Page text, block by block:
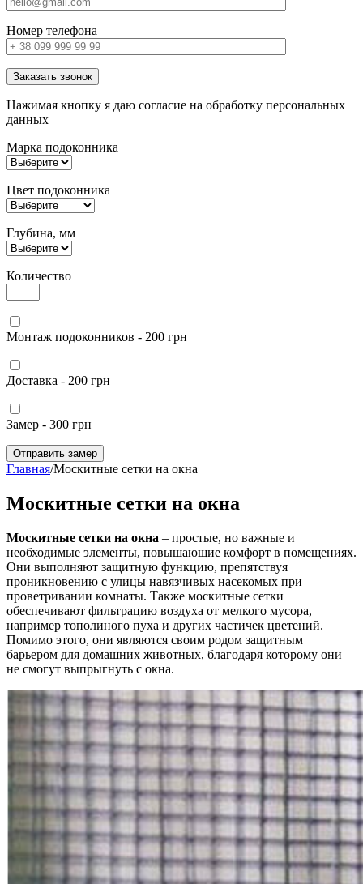
Номер телефона
Заказать звонок
Нажимая кнопку я даю согласие на обработку персональных
данных
Марка подоконника
Цвет подоконника
Глубина, мм
Количество
Монтаж подоконников - 200 грн
Доставка - 200 грн
Замер - 300 грн
Отправить замер
Главная/Москитные сетки на окна
Москитные сетки на окна
Москитные сетки на окна – простые, но важные и
необходимые элементы, повышающие комфорт в помещениях.
Они выполняют защитную функцию, препятствуя
проникновению с улицы навязчивых насекомых при
проветривании комнаты. Также москитные сетки
обеспечивают фильтрацию воздуха от мелкого мусора,
например тополиного пуха и других частичек цветений.
Помимо этого, они являются своим родом защитным
барьером для домашних животных, благодаря которому они
не смогут выпрыгнуть с окна.